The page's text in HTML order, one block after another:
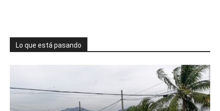
Lo que está pasando